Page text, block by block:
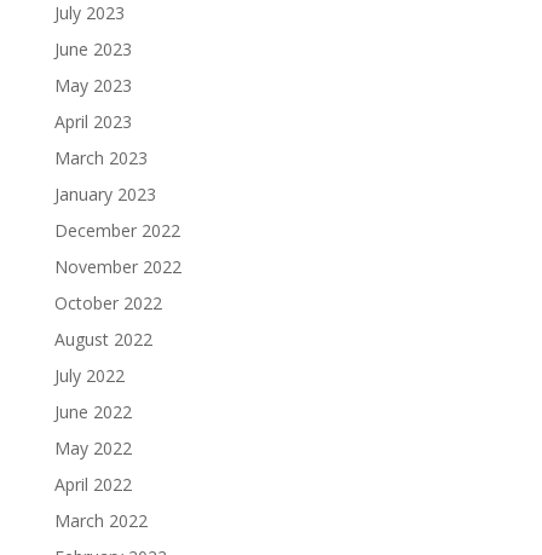
July 2023
June 2023
May 2023
April 2023
March 2023
January 2023
December 2022
November 2022
October 2022
August 2022
July 2022
June 2022
May 2022
April 2022
March 2022